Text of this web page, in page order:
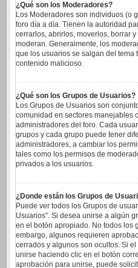
¿Qué son los Moderadores?
Los Moderadores son individuos (o
foro día a día. Tienen la autoridad
cerrarlos, abrirlos, moverlos, borrar
moderan. Generalmente, los
que los usuarios se salgan del tema
contenido malicioso.
¿Qué son los Grupos de Usuarios?
Los Grupos de Usuarios son
comunidad en sectores manejables
administradores del foro. Cada
grupos y cada grupo puede tener
administradores, a cambiar los
tales como los permisos de
privados a los usuarios.
¿Donde están los Grupos de
Puede ver todos los Grupos de
Usuarios". Si desea unirse a algún
en el botón apropiado. No todos los
embargo, algunos requieren
cerrados y algunos son ocultos. Si
unirse haciendo clic en el botón
aprobación para unirse, puede